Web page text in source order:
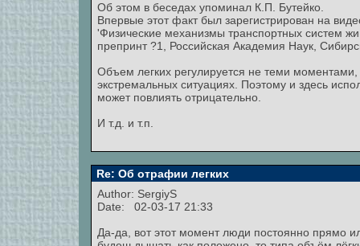
Об этом в беседах упоминал К.П. Бутейко.
Впервые этот факт был зарегистрирован на
'Физические механизмы транспортных систем
препринт ?1, Российская Академия Наук,
Объем легких регулируется не теми
экстремальных ситуациях. Поэтому и здесь
может повлиять отрицательно.
И т.д. и т.п.
Re: Об отрафии легких
Author: SergiyS
Date: 02-03-17 21:33
Да-да, вот этот момент люди постоянно прямо